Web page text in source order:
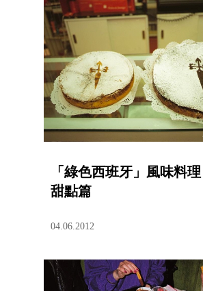
「綠色西班牙」風味料理
甜點篇
04.06.2012